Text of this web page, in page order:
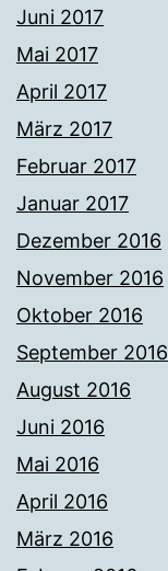
Juni 2017
Mai 2017
April 2017
März 2017
Februar 2017
Januar 2017
Dezember 2016
November 2016
Oktober 2016
September 2016
August 2016
Juni 2016
Mai 2016
April 2016
März 2016